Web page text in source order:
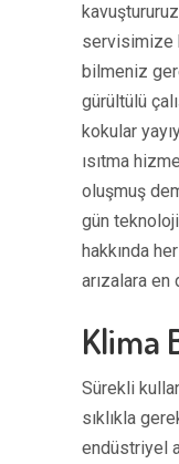
servisimize
bilmeniz
gürültülü
kokular
ısıtma
oluşmuş
gün
hakkında
arızalara
Klima
Sürekli
sıklıkla
endüstriyel